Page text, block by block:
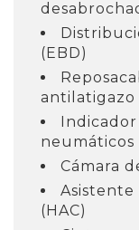
(EBD)
antilatigazo
neumáticos
Cámara
(HAC)